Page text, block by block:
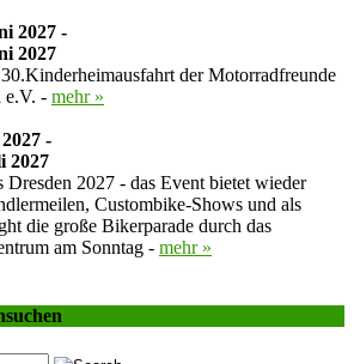
2027 -
2027
der Motorradfreunde
e.V. - mehr »
-
2027
2027 - das Event bietet wieder
Custombike-Shows und als
die große Bikerparade durch das
am Sonntag - mehr »